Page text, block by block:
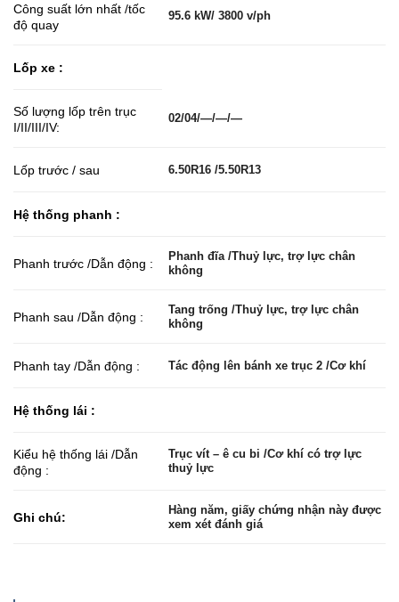
Công suất lớn nhất /tốc
độ quay
95.6 kW/ 3800 v/ph
Lốp xe :
Số lượng lốp trên trục
I/II/III/IV:
02/04/—/—/—
Lốp trước / sau 6.50R16 /5.50R13
Hệ thống phanh :
Phanh trước /Dẫn động :
Phanh đĩa /Thuỷ lực, trợ lực chân
không
Phanh sau /Dẫn động :
Tang trống /Thuỷ lực, trợ lực chân
không
Phanh tay /Dẫn động : Tác động lên bánh xe trục 2 /Cơ khí
Hệ thống lái :
Kiểu hệ thống lái /Dẫn
động :
Trục vít – ê cu bi /Cơ khí có trợ lực
thuỷ lực
Ghi chú:
Hàng năm, giấy chứng nhận này được
xem xét đánh giá